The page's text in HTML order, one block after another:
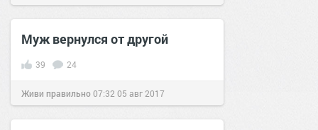
позитива! 16:20 08 янв 2026
Муж вернулся от другой
39 24
Живи правильно07:32 05 авг 2017